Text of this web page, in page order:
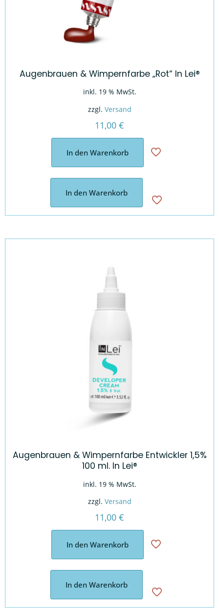
Augenbrauen & Wimpernfarbe „Rot“ In Lei®
inkl. 19 % MwSt.
zzgl. Versand
11,00 €
In den Warenkorb
In den Warenkorb
Augenbrauen & Wimpernfarbe Entwickler 1,5%
100 ml. In Lei®
inkl. 19 % MwSt.
zzgl. Versand
11,00 €
In den Warenkorb
In den Warenkorb